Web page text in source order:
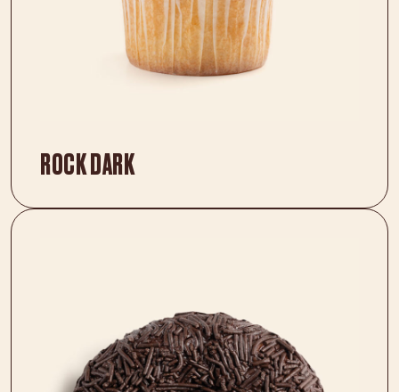
ROCK DARK